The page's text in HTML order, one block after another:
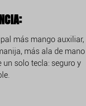
más mango auxiliar,
más ala de mano
solo tecla: seguro y